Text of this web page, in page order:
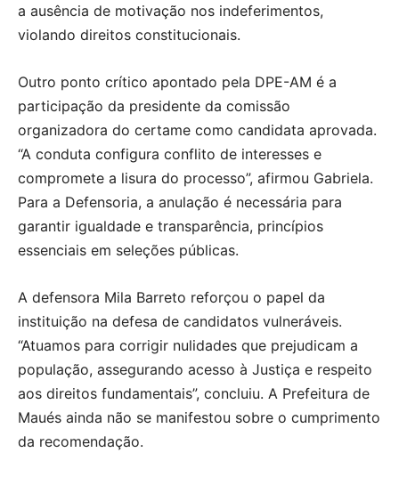
a ausência de motivação nos indeferimentos,
violando direitos constitucionais.
Outro ponto crítico apontado pela DPE-AM é a
participação da presidente da comissão
organizadora do certame como candidata aprovada.
“A conduta configura conflito de interesses e
compromete a lisura do processo”, afirmou Gabriela.
Para a Defensoria, a anulação é necessária para
garantir igualdade e transparência, princípios
essenciais em seleções públicas.
A defensora Mila Barreto reforçou o papel da
instituição na defesa de candidatos vulneráveis.
“Atuamos para corrigir nulidades que prejudicam a
população, assegurando acesso à Justiça e respeito
aos direitos fundamentais”, concluiu. A Prefeitura de
Maués ainda não se manifestou sobre o cumprimento
da recomendação.